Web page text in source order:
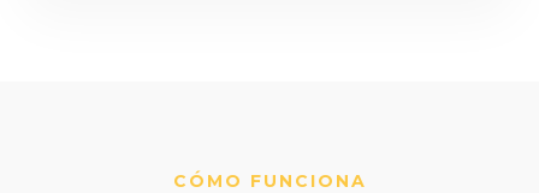
CÓMO FUNCIONA